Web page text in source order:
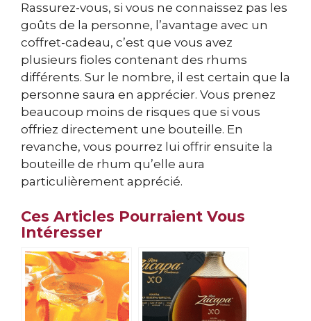
Rassurez-vous, si vous ne connaissez pas les
goûts de la personne, l’avantage avec un
coffret-cadeau, c’est que vous avez
plusieurs fioles contenant des rhums
différents. Sur le nombre, il est certain que la
personne saura en apprécier. Vous prenez
beaucoup moins de risques que si vous
offriez directement une bouteille. En
revanche, vous pourrez lui offrir ensuite la
bouteille de rhum qu’elle aura
particulièrement apprécié.
Ces Articles Pourraient Vous
Intéresser